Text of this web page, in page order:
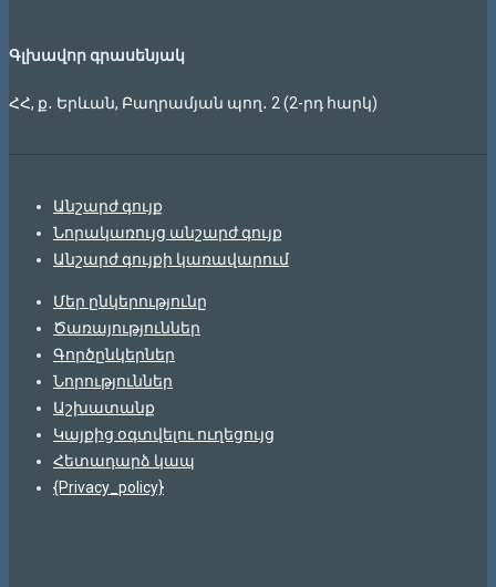
Գլխավոր գրասենյակ
ՀՀ, ք․ Երևան, Բաղրամյան պող․ 2 (2-րդ հարկ)
Անշարժ գույք
Նորակառույց անշարժ գույք
Անշարժ գույքի կառավարում
Մեր ընկերությունը
Ծառայություններ
Գործընկերներ
Նորություններ
Աշխատանք
Կայքից օգտվելու ուղեցույց
Հետադարձ կապ
{Privacy_policy}